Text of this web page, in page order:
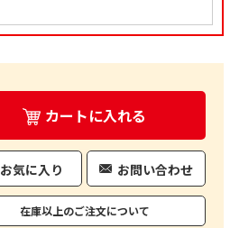
カートに入れる
お気に入り お問い合わせ
在庫以上のご注文について